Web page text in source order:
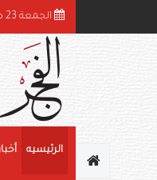
الدولة ونائباه يهنئون رئيس
الجمعة 23 صفر 1448 هـ - 7 أغسطس 2026 م
الرئيسيه